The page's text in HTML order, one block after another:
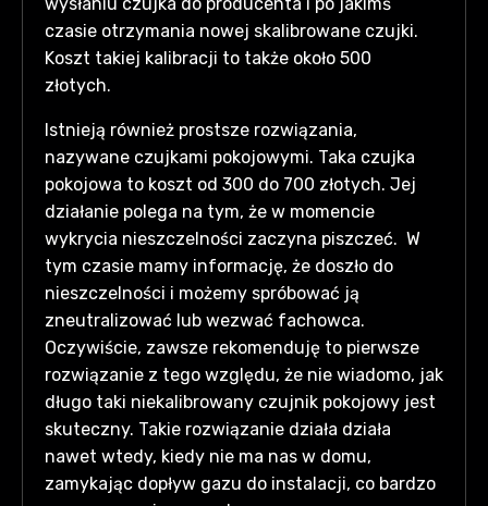
czasie otrzymania nowej skalibrowane czujki.
Koszt takiej kalibracji to także około 500
złotych.
Istnieją również prostsze rozwiązania,
nazywane czujkami pokojowymi. Taka czujka
pokojowa to koszt od 300 do 700 złotych. Jej
działanie polega na tym, że w momencie
wykrycia nieszczelności zaczyna piszczeć. W
tym czasie mamy informację, że doszło do
nieszczelności i możemy spróbować ją
zneutralizować lub wezwać fachowca.
Oczywiście, zawsze rekomenduję to pierwsze
rozwiązanie z tego względu, że nie wiadomo, jak
długo taki niekalibrowany czujnik pokojowy jest
skuteczny. Takie rozwiązanie działa działa
nawet wtedy, kiedy nie ma nas w domu,
zamykając dopływ gazu do instalacji, co bardzo